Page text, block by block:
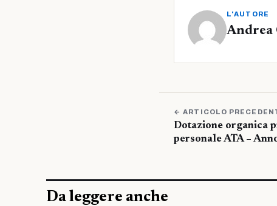
L'AUTORE
Andrea
← ARTICOLO
Dotazione organica
personale ATA –
Da leggere anche